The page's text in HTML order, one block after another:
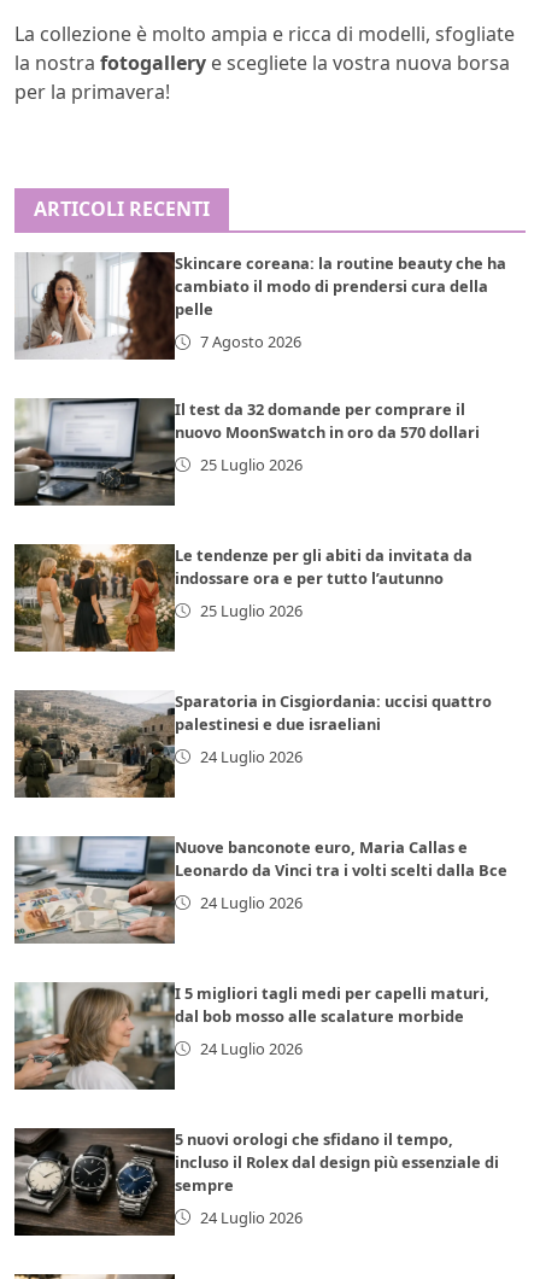
La collezione è molto ampia e ricca di modelli, sfogliate
la nostra fotogallery e scegliete la vostra nuova borsa
per la primavera!
ARTICOLI RECENTI
Skincare coreana: la routine beauty che ha
cambiato il modo di prendersi cura della
pelle
7 Agosto 2026
Il test da 32 domande per comprare il
nuovo MoonSwatch in oro da 570 dollari
25 Luglio 2026
Le tendenze per gli abiti da invitata da
indossare ora e per tutto l’autunno
25 Luglio 2026
Sparatoria in Cisgiordania: uccisi quattro
palestinesi e due israeliani
24 Luglio 2026
Nuove banconote euro, Maria Callas e
Leonardo da Vinci tra i volti scelti dalla Bce
24 Luglio 2026
I 5 migliori tagli medi per capelli maturi,
dal bob mosso alle scalature morbide
24 Luglio 2026
5 nuovi orologi che sfidano il tempo,
incluso il Rolex dal design più essenziale di
sempre
24 Luglio 2026